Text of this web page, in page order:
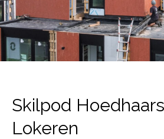
Skilpod
Lokeren